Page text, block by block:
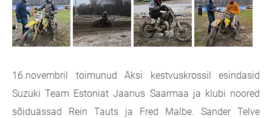
16.novembril toimunud Äksi kestvuskrossil esindasid
Suzuki Team Estoniat Jaanus Saarmaa ja klubi noored
sõiduässad Rein Tauts ja Fred Malbe. Sander Telve